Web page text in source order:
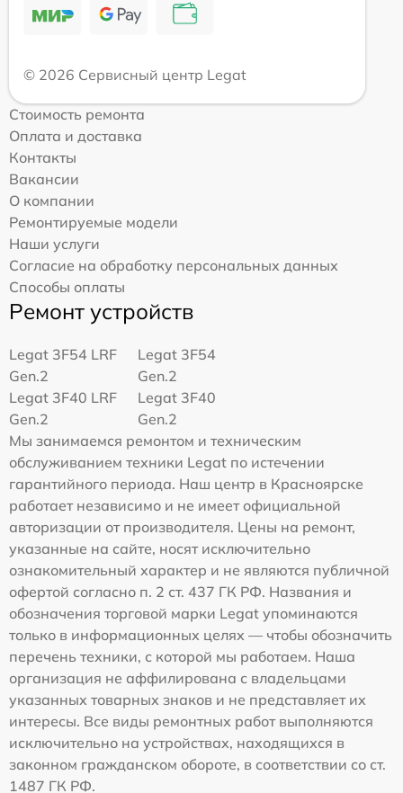
© 2026 Сервисный центр Legat
Стоимость ремонта
Оплата и доставка
Контакты
Вакансии
О компании
Ремонтируемые модели
Наши услуги
Согласие на обработку персональных данных
Способы оплаты
Ремонт устройств
Legat 3F54 LRF
Gen.2
Legat 3F54
Gen.2
Legat 3F40 LRF
Gen.2
Legat 3F40
Gen.2
Мы занимаемся ремонтом и техническим
обслуживанием техники Legat по истечении
гарантийного периода. Наш центр в Красноярске
работает независимо и не имеет официальной
авторизации от производителя. Цены на ремонт,
указанные на сайте, носят исключительно
ознакомительный характер и не являются публичной
офертой согласно п. 2 ст. 437 ГК РФ. Названия и
обозначения торговой марки Legat упоминаются
только в информационных целях — чтобы обозначить
перечень техники, с которой мы работаем. Наша
организация не аффилирована с владельцами
указанных товарных знаков и не представляет их
интересы. Все виды ремонтных работ выполняются
исключительно на устройствах, находящихся в
законном гражданском обороте, в соответствии со ст.
1487 ГК РФ.